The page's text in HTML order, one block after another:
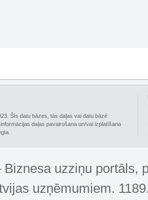
Šīs datu bāzes, tās daļas vai datu bāzē
daļas pavairošana un/vai izplatīšana
Biznesa uzziņu portāls,
uzņēmumiem.